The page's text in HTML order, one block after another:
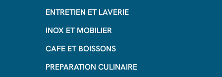
ENTRETIEN ET LAVERIE
INOX ET MOBILIER
CAFE ET BOISSONS
PREPARATION CULINAIRE